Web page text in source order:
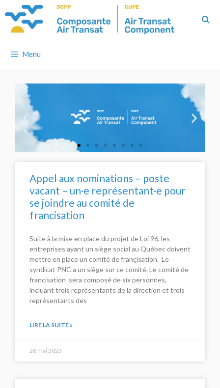
Menu
Appel aux nominations – poste
vacant – un·e représentant·e pour
se joindre au comité de
francisation
Suite à la mise en place du projet de Loi 96, les
entreprises ayant un siège social au Québec doivent
mettre en place un comité de françisation. Le
syndicat PNC a un siège sur ce comité. Le comité de
francisation sera composé de six personnes,
incluant trois représentants de la direction et trois
représentants des
LIRE LA SUITE »
26 mai 2023